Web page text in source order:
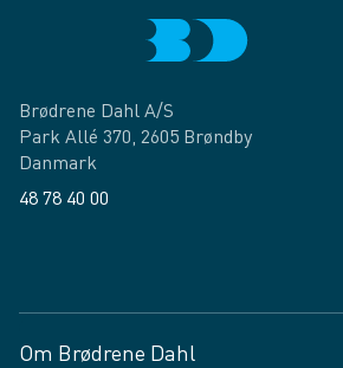
Brødrene Dahl A/S
Park Allé 370, 2605 Brøndby
Danmark
48 78 40 00
Om Brødrene Dahl